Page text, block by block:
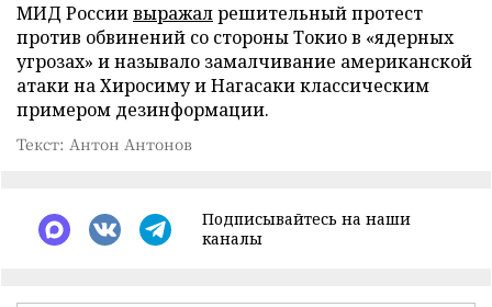
МИД Россиивыражалрешительный протест
против обвинений со стороны Токио в «ядерных
угрозах» и называло замалчивание американской
атаки на Хиросиму и Нагасаки классическим
примером дезинформации.
Текст: Антон Антонов
Подписывайтесь на наши
каналы